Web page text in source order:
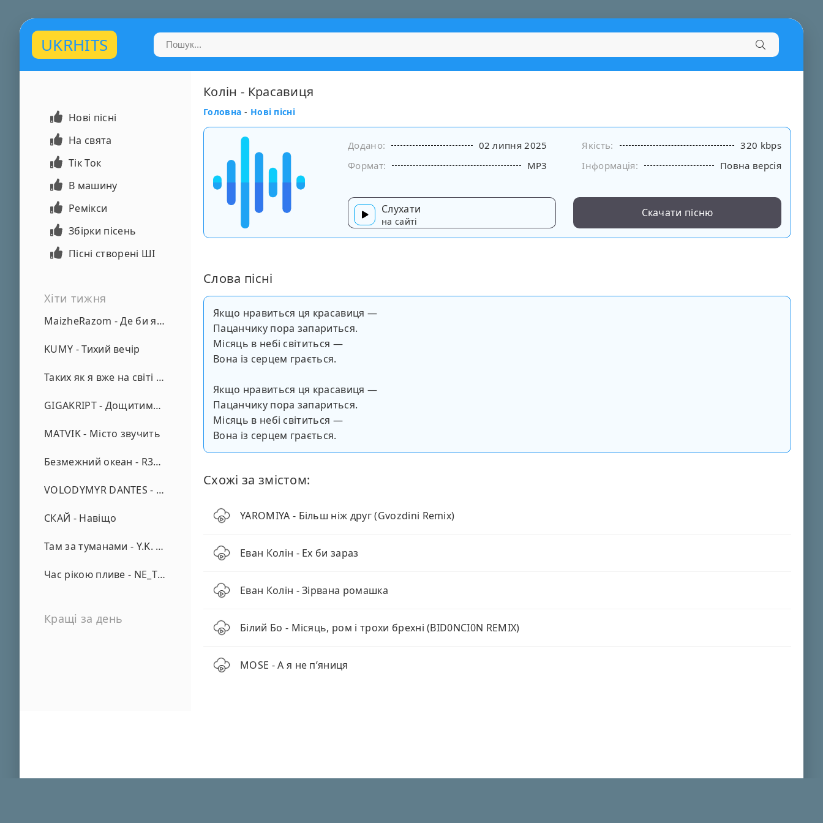
UKRHITS
Нові пісні
На свята
Тік Ток
В машину
Ремікси
Збірки пісень
Пісні створені ШІ
Хіти тижня
MaizheRazom - Де би я не був
KUMY - Тихий вечір
Таких як я вже на світі нема - А. Малярник
GIGAKRIPT - Дощитиме зима
MATVIK - Місто звучить
Безмежний океан - R3phase
VOLODYMYR DANTES - Просто кохаю (REMIX)
СКАЙ - Навіщо
Там за туманами - Y.K. Music
Час рікою пливе - NE_TVOYA_MRIYA
Кращі за день
Колін - Красавиця
Головна - Нові пісні
Додано: 02 липня 2025 Якість:
320 kbps
Формат:
MP3 Інформація: Повна версія
Слухати
на сайті
Скачати пісню
Слова пісні
Якщо нравиться ця красавиця —
Пацанчику пора запариться.
Місяць в небі світиться —
Вона із серцем грається.
Якщо нравиться ця красавиця —
Пацанчику пора запариться.
Місяць в небі світиться —
Вона із серцем грається.
Схожі за змістом:
YAROMIYA - Більш ніж друг (Gvozdini Remix)
Еван Колін - Ех би зараз
Еван Колін - Зірвана ромашка
Білий Бо - Місяць, ром і трохи брехні (BID0NCI0N REMIX)
MOSE - А я не пʼяниця